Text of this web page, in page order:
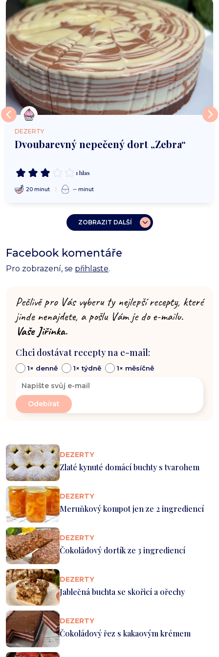
DEZERTY
Dvoubarevný nepečený dort „Zebra“
1 hlas
20 minut -- minut
ZOBRAZIT DALŠÍ
Facebook komentáře
Pro zobrazení, se přihlaste.
Pečlivě pro Vás vyberu ty nejlepší recepty, které
jinde nenajdete, a pošlu Vám je do e-mailu.
Vaše Jiřinka.
Chci dostávat recepty na e-mail:
1× denně 1× týdně 1× měsíčně
DEZERTY
Zlaté kynuté domácí buchty s tvarohem
DEZERTY
Meruňkový kompot jen ze 2 ingrediencí
DEZERTY
Čokoládový dortík ze 3 ingrediencí
DEZERTY
Jablečná buchta se skořicí a ořechy
DEZERTY
Čokoládový řez s kakaovým krémem